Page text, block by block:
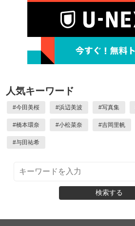
人気キーワード
#今田美桜 #浜辺美波 #写真集
#橋本環奈 #小松菜奈 #吉岡里帆
#与田祐希
検索する